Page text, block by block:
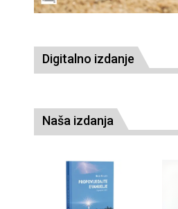
Digitalno izdanje
Naša izdanja